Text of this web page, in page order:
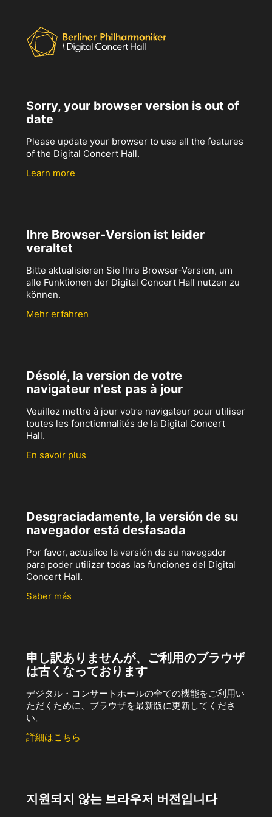
Sorry, your browser version is out of
date
Please update your browser to use all the features
of the Digital Concert Hall.
Learn more
Ihre Browser-Version ist leider
veraltet
Bitte aktualisieren Sie Ihre Browser-Version, um
alle Funktionen der Digital Concert Hall nutzen zu
können.
Mehr erfahren
Désolé, la version de votre
navigateur n’est pas à jour
Veuillez mettre à jour votre navigateur pour utiliser
toutes les fonctionnalités de la Digital Concert
Hall.
En savoir plus
Desgraciadamente, la versión de su
navegador está desfasada
Por favor, actualice la versión de su navegador
para poder utilizar todas las funciones del Digital
Concert Hall.
Saber más
申し訳ありませんが、ご利用のブラウザ
は古くなっております
デジタル・コンサートホールの全ての機能をご利用い
ただくために、ブラウザを最新版に更新してくださ
い。
詳細はこちら
지원되지 않는 브라우저 버전입니다